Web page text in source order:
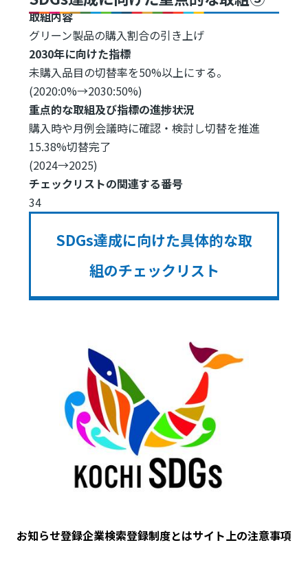
取組内容
グリーン製品の購入割合の引き上げ
2030年に向けた指標
未購入品目の切替率を50%以上にする。
(2020:0%→2030:50%)
重点的な取組及び指標の進捗状況
購入時や月例会議時に確認・検討し切替を推進
15.38%切替完了
(2024→2025)
チェックリストの関連する番号
34
SDGs達成に向けた具体的な取
組のチェックリスト
お知らせ登録企業検索登録制度とはサイト上の注意事項